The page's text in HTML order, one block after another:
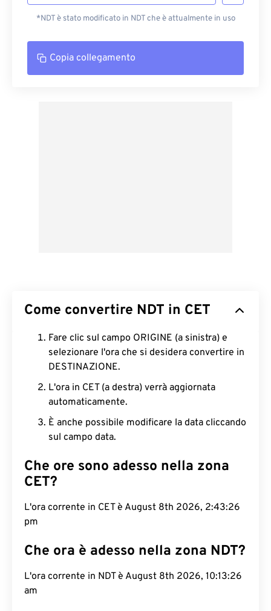
*NDT è stato modificato in NDT che è attualmente in uso
Copia collegamento
Come convertire NDT in CET
Fare clic sul campo ORIGINE (a sinistra) e
selezionare l'ora che si desidera convertire in
DESTINAZIONE.
L'ora in CET (a destra) verrà aggiornata
automaticamente.
È anche possibile modificare la data cliccando
sul campo data.
Che ore sono adesso nella zona
CET?
L'ora corrente in CET è August 8th 2026, 2:43:27
pm
Che ora è adesso nella zona NDT?
L'ora corrente in NDT è August 8th 2026, 10:13:27
am